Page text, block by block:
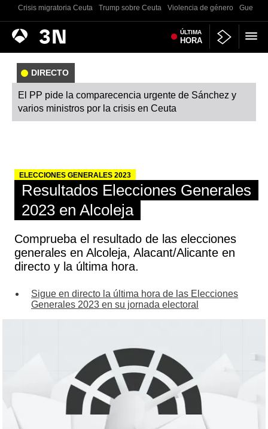
Crisis migratoria Ceuta Trump sobre Ceuta Violencia de género Guerra
Antena
3
Noticias ÚLTIMA
HORA
DIRECTO
El PP pide la comparecencia urgente de Sánchez y
varios ministros por la crisis en Ceuta
ELECCIONES GENERALES 2023
Resultados Elecciones Generales
2023 en Alcoleja
Comprueba el resultado de las elecciones
generales en Alcoleja, Alacant/Alicante en
directo y la última hora.
Sigue en directo la última hora de las Elecciones
Generales 2023 en su jornada electoral